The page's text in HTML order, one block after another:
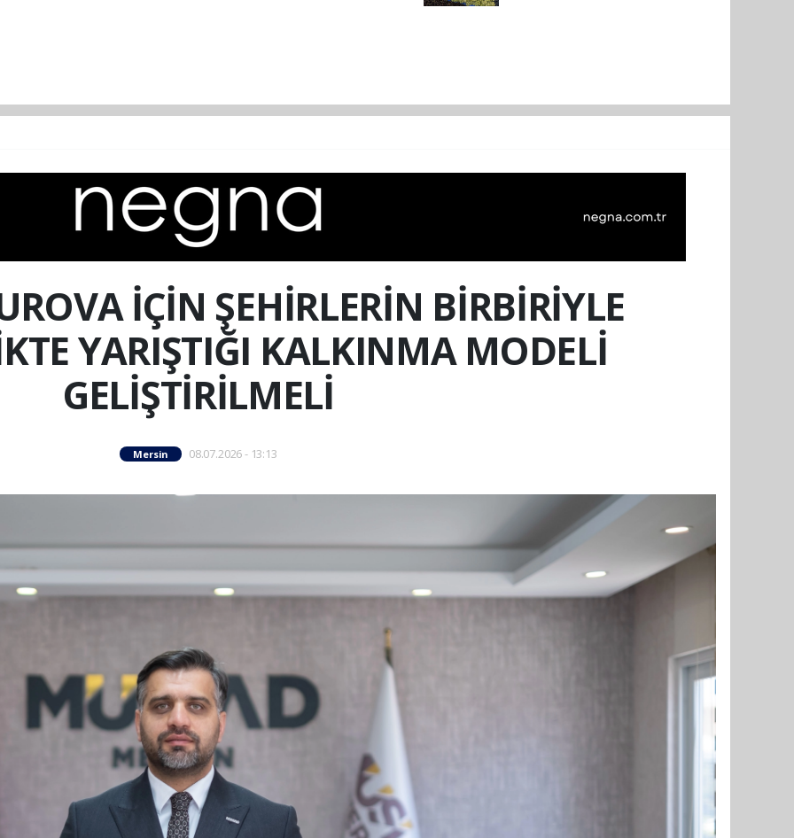
İÇİN ŞEHİRLERİN BİRBİRİYLE
YARIŞTIĞI KALKINMA MODELİ
GELİŞTİRİLMELİ
Mersin 08.07.2026 - 13:13